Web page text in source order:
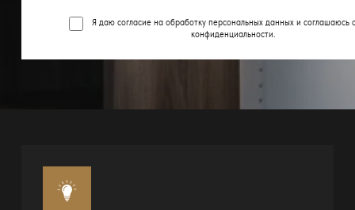
Я даю согласие на обработку персональных данных и соглашаюсь
конфиденциальности